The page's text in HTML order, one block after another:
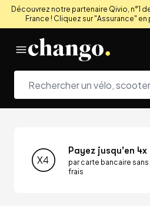
Découvrez notre partenaire Qivio, n°1
France ! Cliquez sur "Assurance" en
Payez jusqu'en 4x
par carte bancaire sans
frais